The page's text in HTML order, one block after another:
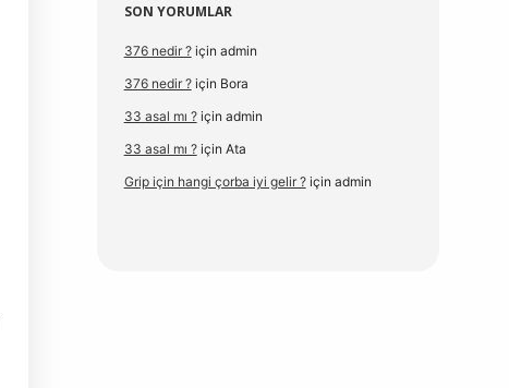
SON YORUMLAR
376 nedir ?için admin
376 nedir ?için Bora
33 asal mı ?için admin
33 asal mı ?için Ata
Grip için hangi çorba iyi gelir ?için admin